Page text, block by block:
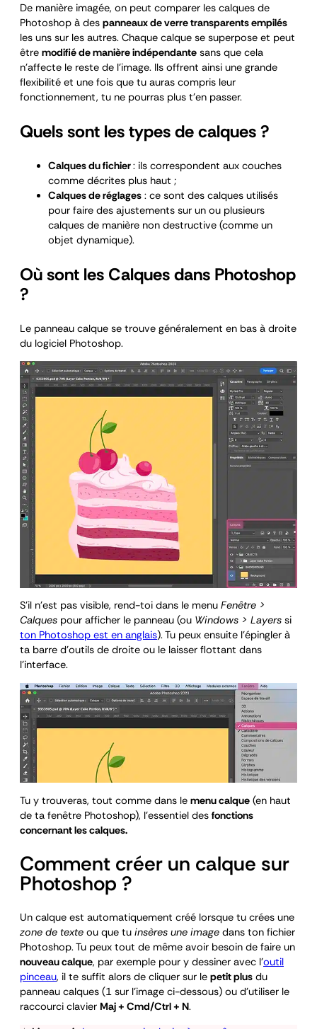
De manière imagée, on peut comparer les calques de
Photoshop à des panneaux de verre transparents empilés
les uns sur les autres. Chaque calque se superpose et peut
être modifié de manière indépendante sans que cela
n’affecte le reste de l’image. Ils offrent ainsi une grande
flexibilité et une fois que tu auras compris leur
fonctionnement, tu ne pourras plus t’en passer.
Quels sont les types de calques ?
Calques du fichier: ils correspondent aux couches
comme décrites plus haut ;
Calques de réglages : ce sont des calques utilisés
pour faire des ajustements sur un ou plusieurs
calques de manière non destructive (comme un
objet dynamique).
Où sont les Calques dans Photoshop
?
Le panneau calque se trouve généralement en bas à droite
du logiciel Photoshop.
S’il n’est pas visible, rend-toi dans le menu Fenêtre >
Calques pour afficher le panneau (ou Windows > Layers si
ton Photoshop est en anglais). Tu peux ensuite l’épingler à
ta barre d’outils de droite ou le laisser flottant dans
l’interface.
Tu y trouveras, tout comme dans le menu calque (en haut
de ta fenêtre Photoshop), l’essentiel des fonctions
concernant les calques.
Comment créer un calque sur
Photoshop ?
Un calque est automatiquement créé lorsque tu crées une
zone de texte ou que tu insères une image dans ton fichier
Photoshop. Tu peux tout de même avoir besoin de faire un
nouveau calque, par exemple pour y dessiner avec l’outil
pinceau, il te suffit alors de cliquer sur le petit plus du
panneau calques (1 sur l’image ci-dessous) ou d’utiliser le
raccourci clavier Maj + Cmd/Ctrl + N.